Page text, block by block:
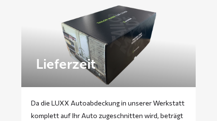
Lieferzeit
Da die LUXX Autoabdeckung in unserer Werkstatt
komplett auf Ihr Auto zugeschnitten wird, beträgt